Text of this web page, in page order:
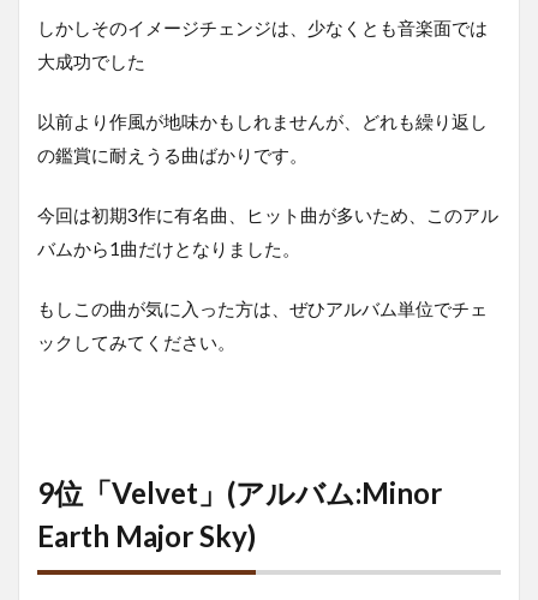
しかしそのイメージチェンジは、少なくとも音楽面では
大成功でした
以前より作風が地味かもしれませんが、どれも繰り返し
の鑑賞に耐えうる曲ばかりです。
今回は初期3作に有名曲、ヒット曲が多いため、このアル
バムから1曲だけとなりました。
もしこの曲が気に入った方は、ぜひアルバム単位でチェ
ックしてみてください。
9位「Velvet」(アルバム:Minor
Earth Major Sky)